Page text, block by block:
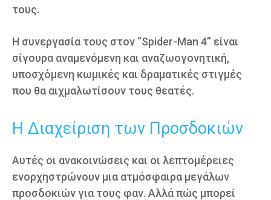
τους.
Η συνεργασία τους στον “Spider-Man 4” είναι
σίγουρα αναμενόμενη και αναζωογονητική,
υποσχόμενη κωμικές και δραματικές στιγμές
που θα αιχμαλωτίσουν τους θεατές.
Η Διαχείριση των Προσδοκιών
Αυτές οι ανακοινώσεις και οι λεπτομέρειες
ενορχηστρώνουν μια ατμόσφαιρα μεγάλων
προσδοκιών για τους φαν. Αλλά πώς μπορεί